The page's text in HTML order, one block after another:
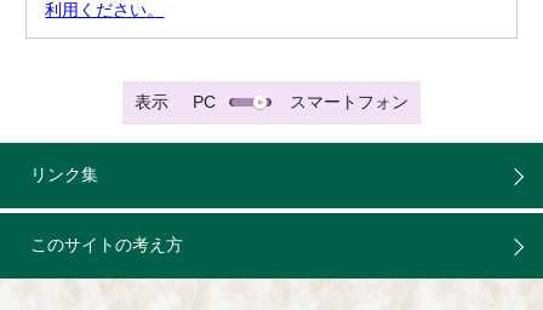
利用ください。
表示 PC スマートフォン
リンク集
このサイトの考え方